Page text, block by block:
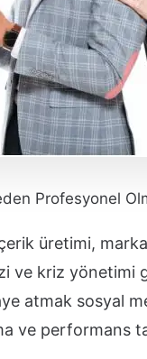
Profesyonel
üretimi,
ve kriz yönetimi
atmak sosyal
ve performans